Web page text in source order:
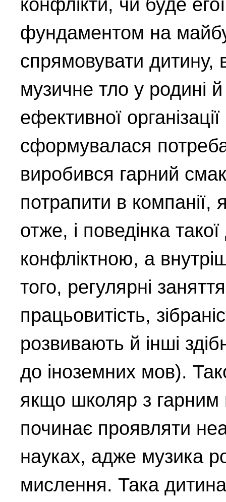
конфлікти, чи буде
фундаментом на
спрямовувати дитину,
музичне тло у родині
ефективної
сформувалася
виробився гарний
потрапити в компанії,
отже, і поведінка
конфліктною, а
того, регулярні
працьовитість,
розвивають й інші
до іноземних мов).
якщо школяр з
починає проявляти
науках, адже музика
мислення. Така